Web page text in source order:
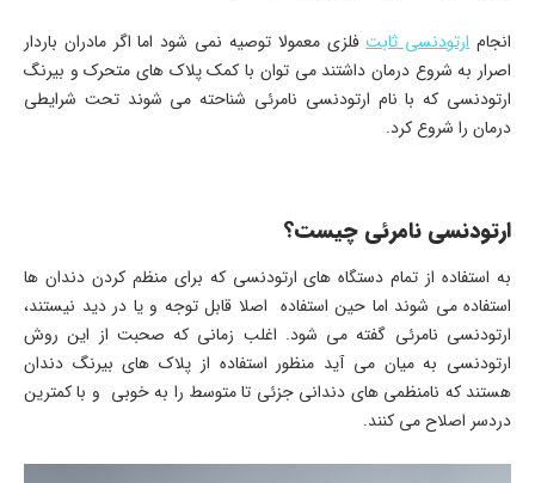
انجامارتودنسی ثابتفلزی معمولا توصیه نمی شود اما اگر مادران باردار
اصرار به شروع درمان داشتند می توان با کمک پلاک های متحرک و بیرنگ
ارتودنسی که با نام ارتودنسی نامرئی شناحته می شوند تحت شرایطی
درمان را شروع کرد.
ارتودنسی نامرئی چیست؟
به استفاده از تمام دستگاه های ارتودنسی که برای منظم کردن دندان ها
استفاده می شوند اما حین استفاده اصلا قابل توجه و یا در دید نیستند،
ارتودنسی نامرئی گفته می شود. اغلب زمانی که صحبت از این روش
ارتودنسی به میان می آید منظور استفاده از پلاک های بیرنگ دندان
هستند که نامنظمی های دندانی جزئی تا متوسط را به خوبی و با کمترین
دردسر اصلاح می کنند.